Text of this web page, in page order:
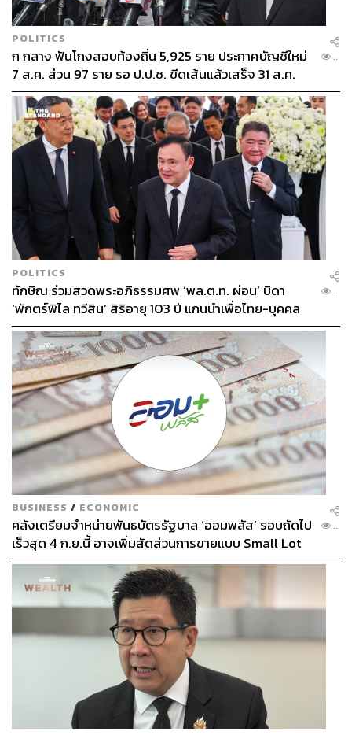
POLITICS
ก กลาง ฟันโกงสอบท้องถิ่น 5,925 ราย ประกาศบัญชีใหม่
7 ส.ค. ส่วน 97 ราย รอ ป.ป.ช. ขีดเส้นแล้วเสร็จ 31 ส.ค.
...
POLITICS
ทักษิณ ร่วมสวดพระอภิธรรมศพ ‘พล.ต.ท. ผ่อน’ บิดา
‘พักตร์พิไล ทวีสิน’ สิริอายุ 103 ปี แกนนำเพื่อไทย-บุคคล
หลากวงการร่วมอาลัย
...
BUSINESS / ECONOMIC
คลังเตรียมจำหน่ายพันธบัตรรัฐบาล ‘ออมพลัส’ รอบถัดไป
เร็วสุด 4 ก.ย.นี้ อาจเพิ่มสัดส่วนการขายแบบ Small Lot
First มากขึ้น
...